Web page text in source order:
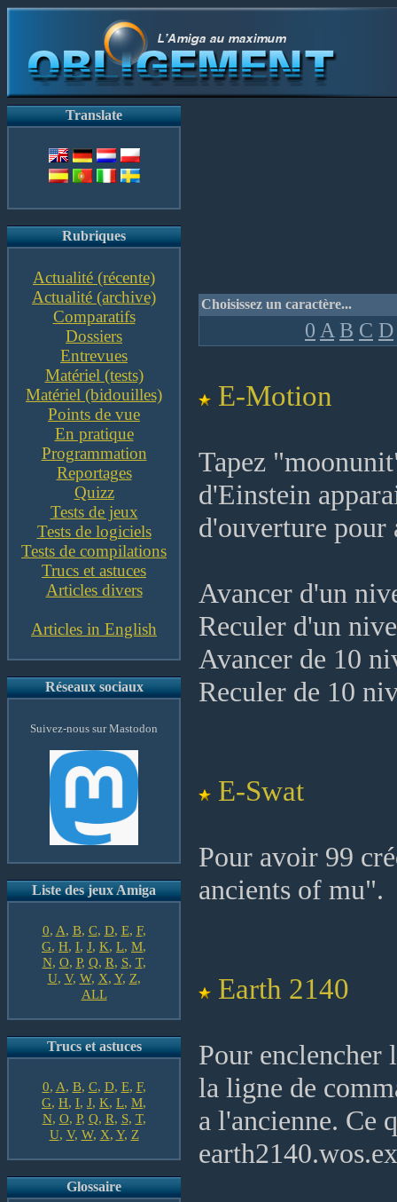
Translate
Rubriques
Actualité (récente)
Actualité (archive)
Comparatifs
Dossiers
Entrevues
Matériel (tests)
Matériel (bidouilles)
Points de vue
En pratique
Programmation
Reportages
Quizz
Tests de jeux
Tests de logiciels
Tests de compilations
Trucs et astuces
Articles divers
Articles in English
Réseaux sociaux
Suivez-nous sur Mastodon
Liste des jeux Amiga
0, A, B, C, D, E, F,
G, H, I, J, K, L, M,
N, O, P, Q, R, S, T,
U, V, W, X, Y, Z,
ALL
Trucs et astuces
0, A, B, C, D, E, F,
G, H, I, J, K, L, M,
N, O, P, Q, R, S, T,
U, V, W, X, Y, Z
Glossaire
Choisissez un caractère...
0 A B C D
E-Motion
Tapez
d'Einstein
d'ouverture pour
Avancer d'un
Reculer d'un
Avancer de 10
Reculer de 10
E-Swat
Pour avoir 99
ancients of mu".
Earth 2140
Pour enclencher
la ligne de
a l'ancienne. Ce